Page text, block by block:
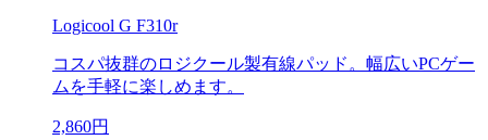
Logicool G F310r
コスパ抜群のロジクール製有線パッド。幅広いPCゲー
ムを手軽に楽しめます。
2,860円